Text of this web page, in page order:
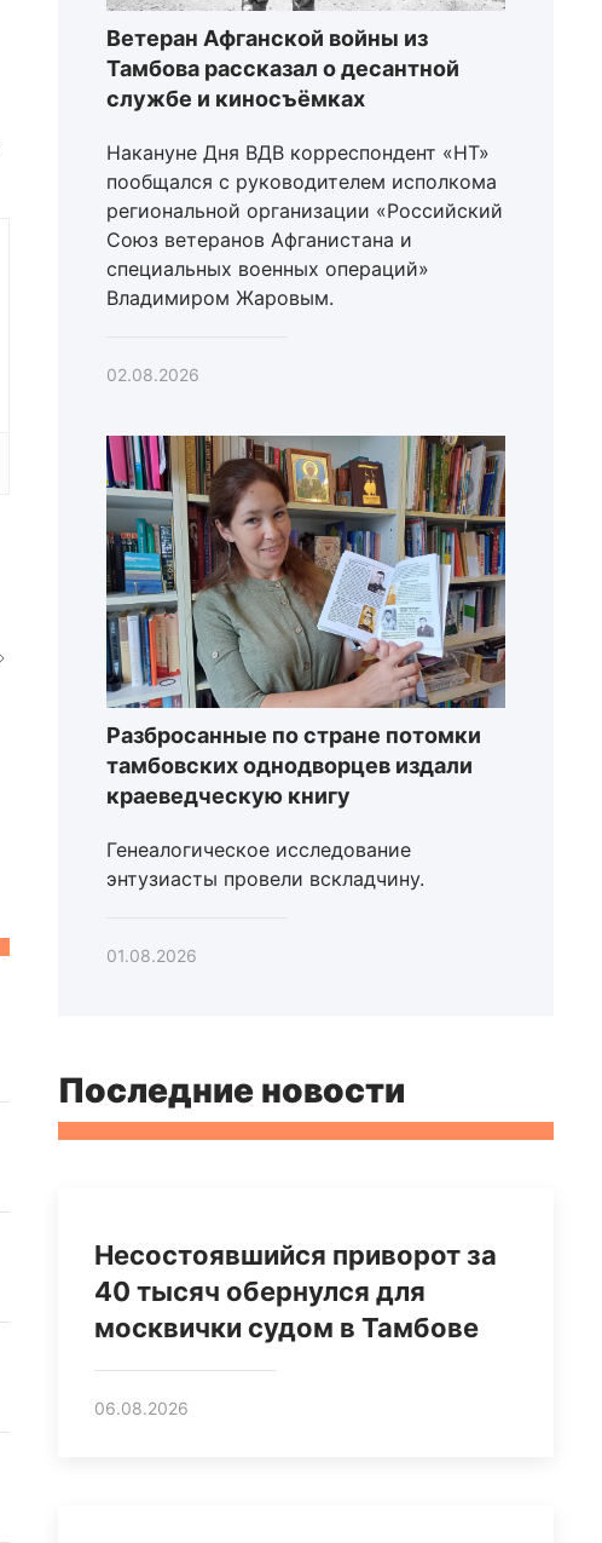
Ветеран Афганской войны из
Тамбова рассказал о десантной
службе и киносъёмках
Накануне Дня ВДВ корреспондент «НТ»
пообщался с руководителем исполкома
региональной организации «Российский
Союз ветеранов Афганистана и
специальных военных операций»
Владимиром Жаровым.
02.08.2026
Разбросанные по стране потомки
тамбовских однодворцев издали
краеведческую книгу
Генеалогическое исследование
энтузиасты провели вскладчину.
01.08.2026
Последние новости
Несостоявшийся приворот за
40 тысяч обернулся для
москвички судом в Тамбове
06.08.2026